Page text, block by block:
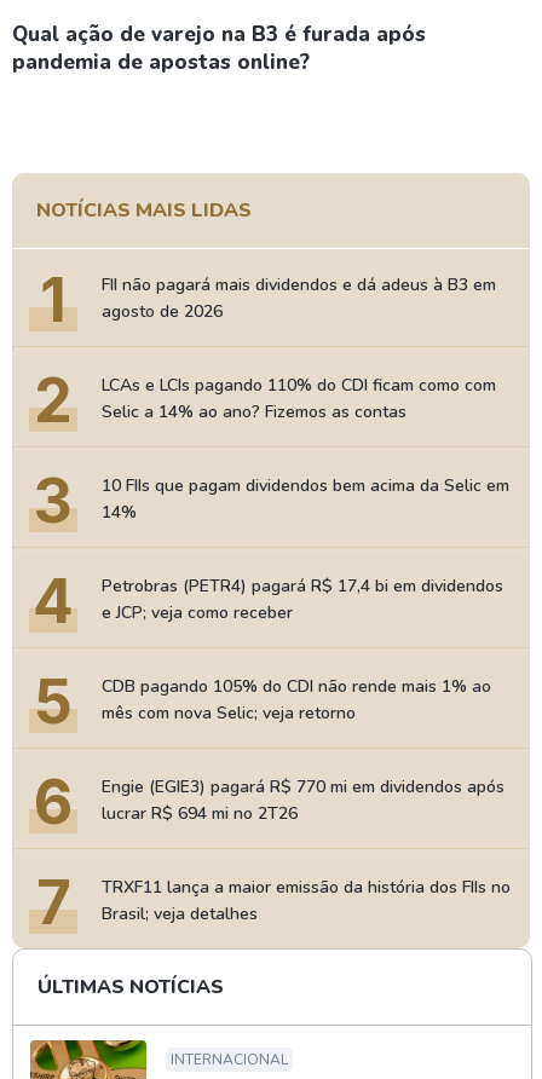
Qual ação de varejo na B3 é furada após
pandemia de apostas online?
NOTÍCIAS MAIS LIDAS
1
FII não pagará mais dividendos e dá adeus à B3 em
agosto de 2026
2
LCAs e LCIs pagando 110% do CDI ficam como com
Selic a 14% ao ano? Fizemos as contas
3
10 FIIs que pagam dividendos bem acima da Selic em
14%
4
Petrobras (PETR4) pagará R$ 17,4 bi em dividendos
e JCP; veja como receber
5
CDB pagando 105% do CDI não rende mais 1% ao
mês com nova Selic; veja retorno
6
Engie (EGIE3) pagará R$ 770 mi em dividendos após
lucrar R$ 694 mi no 2T26
7
TRXF11 lança a maior emissão da história dos FIIs no
Brasil; veja detalhes
ÚLTIMAS NOTÍCIAS
INTERNACIONAL